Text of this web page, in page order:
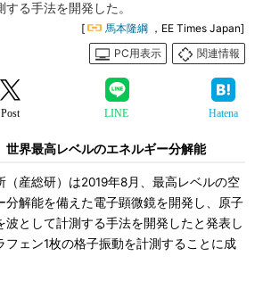
る手法を開発した。
[ 馬本隆綱 ，EE Times Japan]
PC用表示
関連情報
Post LINE Hatena
世界最高レベルのエネルギー分解能
産総研）は2019年8月、最高レベルの空
分解能を備えた電子顕微鏡を開発し、原子
波として計測する手法を開発したと発表し
フェン1枚の格子振動を計測することに成